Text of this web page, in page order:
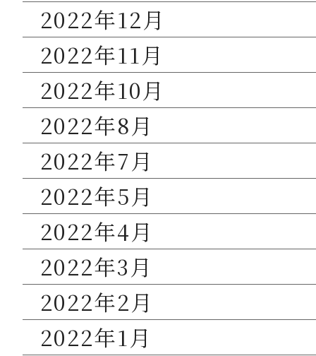
2022年12月
2022年11月
2022年10月
2022年8月
2022年7月
2022年5月
2022年4月
2022年3月
2022年2月
2022年1月